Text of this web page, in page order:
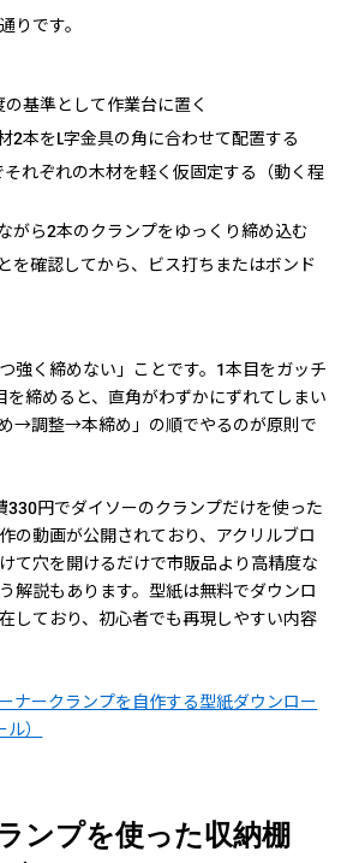
りです。
基準として作業台に置く
2本をL字金具の角に合わせて配置する
それぞれの木材を軽く仮固定する（動く程
がら2本のクランプをゆっくり締め込む
を確認してから、ビス打ちまたはボンド
強く締めない」ことです。1本目をガッチ
を締めると、直角がわずかにずれてしまい
→調整→本締め」の順でやるのが原則で
円でダイソーのクランプだけを使った
の動画が公開されており、アクリルブロ
て穴を開けるだけで市販品より高精度な
解説もあります。型紙は無料でダウンロ
しており、初心者でも再現しやすい内容
ナークランプを自作する型紙ダウンロー
）
ンプを使った収納棚